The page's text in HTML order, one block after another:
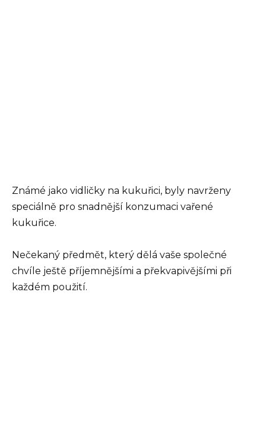
Známé jako vidličky na kukuřici, byly navrženy
speciálně pro snadnější konzumaci vařené
kukuřice.
Nečekaný předmět, který dělá vaše společné
chvíle ještě příjemnějšími a překvapivějšími při
každém použití.